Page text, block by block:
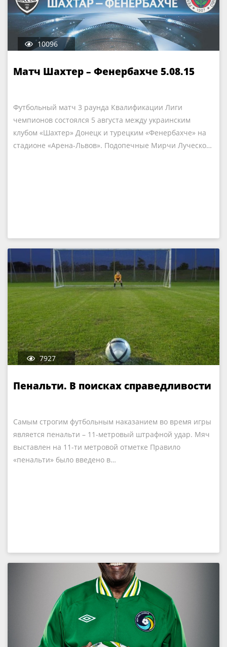
10096
Матч Шахтер – Фенербахче 5.08.15
Футбольный матч 3 раунда Квалификации Лиги
чемпионов состоялся 5 августа между украинским
клубом «Шахтер» Донецк и турецким «Фенербахче» на
стадионе «Арена-Львов». Подопечные Мирчи Луческо…
7927
Пенальти. В поисках справедливости
Самым строгим футбольным наказанием во время игры
является пенальти – 11-метровый штрафной удар. Мяч
выставлен на 11-ти метровой отметке Правило
«пенальти» было введено в…